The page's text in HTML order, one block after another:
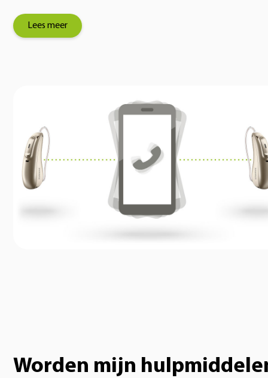
Lees meer
Worden mijn